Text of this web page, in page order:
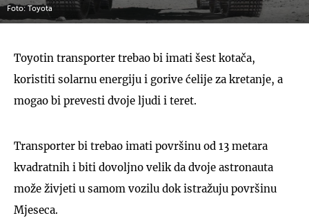
Foto: Toyota
Toyotin transporter trebao bi imati šest kotača,
koristiti solarnu energiju i gorive ćelije za kretanje, a
mogao bi prevesti dvoje ljudi i teret.
Transporter bi trebao imati površinu od 13 metara
kvadratnih i biti dovoljno velik da dvoje astronauta
može živjeti u samom vozilu dok istražuju površinu
Mjeseca.